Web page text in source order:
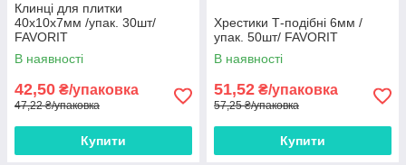
Клинці для плитки
40х10х7мм /упак. 30шт/
FAVORIT
В наявності
42,50 ₴/упаковка
47,22 ₴/упаковка
Купити
Хрестики Т-подібні 6мм /
упак. 50шт/ FAVORIT
В наявності
51,52 ₴/упаковка
57,25 ₴/упаковка
Купити